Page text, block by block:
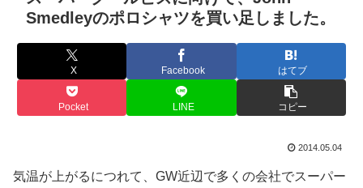
Smedleyのポロシャツを買い足しました。
X Facebook はてブ
Pocket LINE コピー
2014.05.04
気温が上がるにつれて、GW近辺で多くの会社でスーパー